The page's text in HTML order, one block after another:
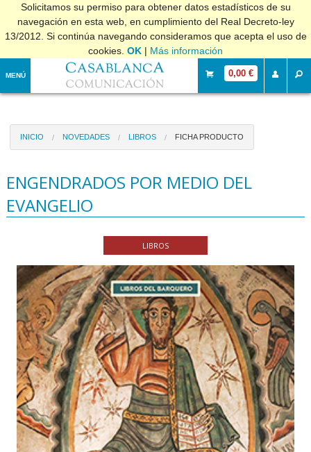
Solicitamos su permiso para obtener datos estadísticos de su
navegación en esta web, en cumplimiento del Real Decreto-ley
13/2012. Si continúa navegando consideramos que acepta el uso de
cookies. OK | Más información
MENÚ 0,00 €
INICIO NOVEDADES LIBROS FICHA PRODUCTO
ENGENDRADOS POR MEDIO DEL
EVANGELIO
LIBROS